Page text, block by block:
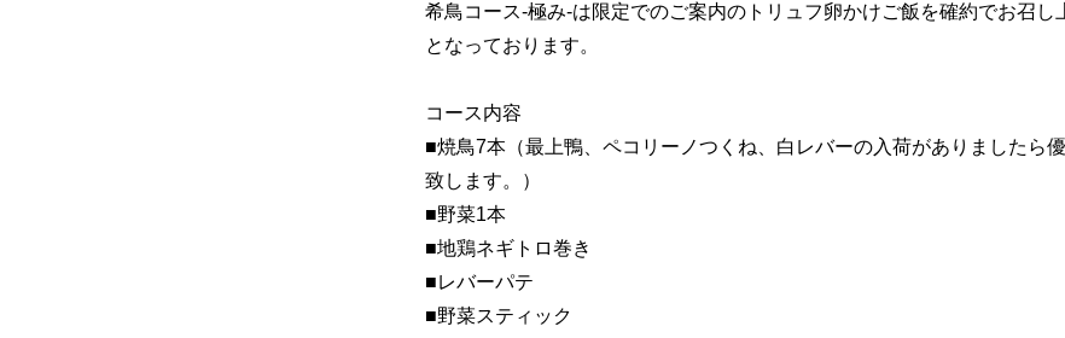
希鳥コース-極み-は限定でのご案内のトリュフ卵かけご飯を確約でお召し
となっております。
コース内容
■焼鳥7本（最上鴨、ペコリーノつくね、白レバーの入荷がありましたら
致します。）
■野菜1本
■地鶏ネギトロ巻き
■レバーパテ
■野菜スティック